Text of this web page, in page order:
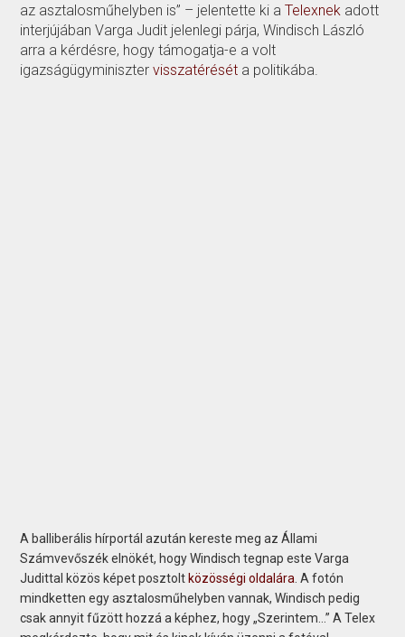
az asztalosműhelyben is” – jelentette ki aTelexnek adott
interjújában Varga Judit jelenlegi párja, Windisch László
arra a kérdésre, hogy támogatja-e a volt
igazságügyminiszter visszatérését a politikába.
A balliberális hírportál azután kereste meg az Állami
Számvevőszék elnökét, hogy Windisch tegnap este Varga
Judittal közös képet posztolt közösségi oldalára . A fotón
mindketten egy asztalosműhelyben vannak, Windisch pedig
csak annyit fűzött hozzá a képhez, hogy „Szerintem…” A Telex